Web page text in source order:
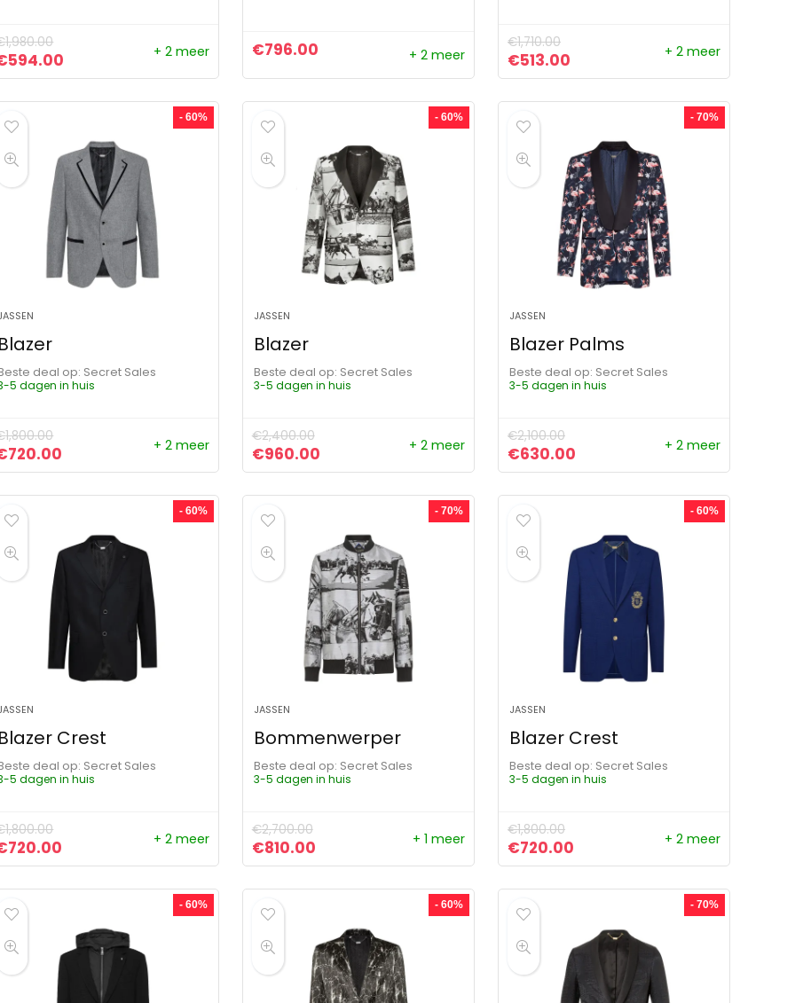
1,980.00
prijs was: €1,980.00.
594.00 Huidige prijs is: €594.00.
+ 2 meer €796.00 + 2 meer
€1,710.00
Oorspronkelijke prijs was: €1,710.00.
€513.00 Huidige prijs is: €513.00.
+ 2 meer
- 60%
deal op:
Secret Sales
5 dagen in huis
1,800.00
prijs was: €1,800.00.
720.00 Huidige prijs is: €720.00.
+ 2 meer
- 60%
JASSEN
Blazer
Beste deal op:
Secret Sales
3-5 dagen in huis
€2,400.00
Oorspronkelijke prijs was: €2,400.00.
€960.00Huidige prijs is: €960.00.
+ 2 meer
- 70%
JASSEN
Blazer Palms
Beste deal op:
Secret Sales
3-5 dagen in huis
€2,100.00
Oorspronkelijke prijs was:
€630.00 Huidige prijs is: €630.00.
+ 2 meer
- 60%
Crest
deal op:
Secret Sales
5 dagen in huis
1,800.00
prijs was: €1,800.00.
720.00 Huidige prijs is: €720.00.
+ 2 meer
- 70%
JASSEN
Bommenwerper
Beste deal op:
Secret Sales
3-5 dagen in huis
€2,700.00
Oorspronkelijke prijs was: €2,700.00.
€810.00Huidige prijs is: €810.00.
+ 1 meer
- 60%
JASSEN
Blazer Crest
Beste deal op:
Secret Sales
3-5 dagen in huis
€1,800.00
Oorspronkelijke prijs was:
€720.00 Huidige prijs is: €720.00.
+ 2 meer
- 60% - 60% - 70%